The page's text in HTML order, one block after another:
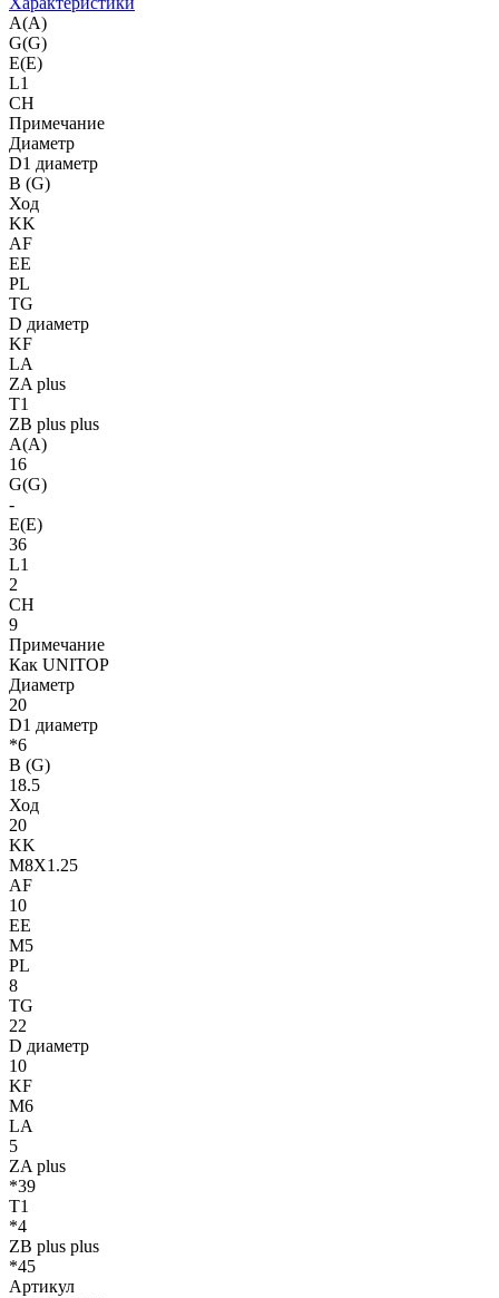
A(A)
G(G)
E(E)
L1
CH
Примечание
Диаметр
D1 диаметр
B (G)
Ход
KK
AF
EE
PL
TG
D диаметр
KF
LA
ZA plus
T1
ZB plus plus
A(A)
16
G(G)
-
E(E)
36
L1
2
CH
9
Примечание
Как UNITOP
Диаметр
20
D1 диаметр
*6
B (G)
18.5
Ход
20
KK
M8X1.25
AF
10
EE
M5
PL
8
TG
22
D диаметр
10
KF
M6
LA
5
ZA plus
*39
T1
*4
ZB plus plus
*45
Артикул